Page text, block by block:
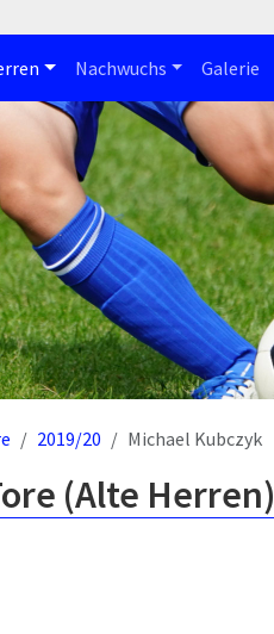
Nachwuchs Galerie
2019/20 Michael Kubczyk
(Alte Herren)